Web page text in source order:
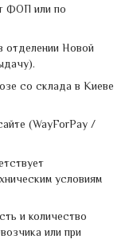
ФОП или по
отделении Новой
со склада в Киеве
(WayForPay /
условиям
и количество
или при